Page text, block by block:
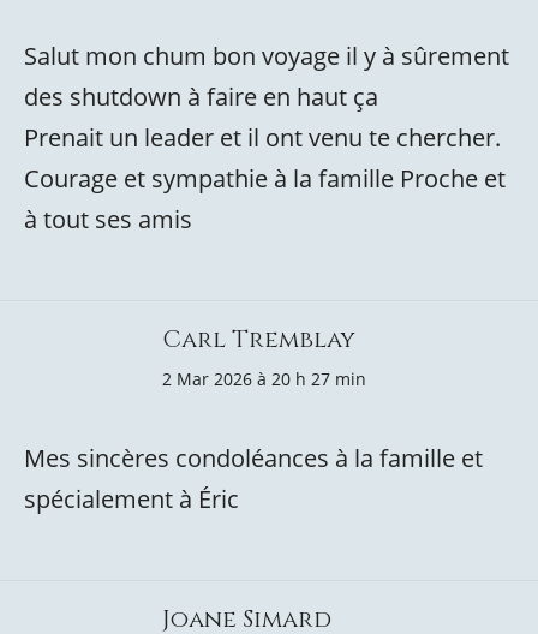
Salut mon chum bon voyage il y à sûrement
des shutdown à faire en haut ça
Prenait un leader et il ont venu te chercher.
Courage et sympathie à la famille Proche et
à tout ses amis
Carl Tremblay
2 Mar 2026 à 20 h 27 min
Mes sincères condoléances à la famille et
spécialement à Éric
Joane Simard